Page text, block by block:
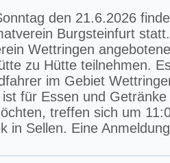
den 21.6.2026
Burgsteinfurt
Wettringen
zu Hütte teilnehmen.
im Gebiet
für Essen und
treffen sich um
in Sellen. Eine